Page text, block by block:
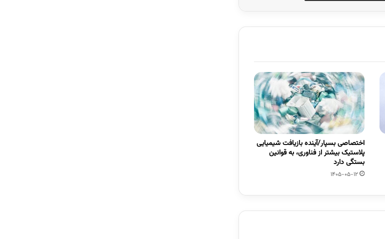
اختصاصی بسپار/آینده بازیافت شیمیایی
پلاستیک بیشتر از فناوری، به قوانین
بستگی دارد
1405-05-12